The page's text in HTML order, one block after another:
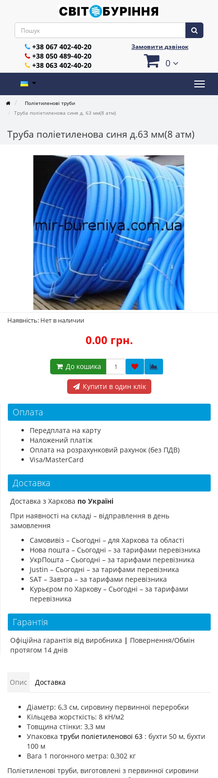
+38 067 402-40-20
+38 050 489-40-20
+38 063 402-40-20
Замовити дзвінок
0
Поліетиленові труби
Труба поліетиленова синя д. 63 мм(8 атм)
Труба поліетиленова синя д.63 мм(8 атм)
Наявність: Нет в наличии
0.00 грн.
До кошика
Купити в один клік
Оплата
Передплата на карту
Наложений платіж
Оплата на розрахунковий рахунок (без ПДВ)
Visa/MasterCard
Доставка
Доставка з Харкова по Україні
При наявності на складі – відправлення в день
замовлення
Самовивіз – Сьогодні – для Харкова та області
Нова пошта – Сьогодні – за тарифами перевізника
УкрПошта – Сьогодні – за тарифами перевізника
Justin – Сьогодні – за тарифами перевізника
SAT – Завтра – за тарифами перевізника
Курьєром по Харкову – Сьогодні – за тарифами
перевізника
Гарантія
Офіційна гарантія від виробника | Повернення/Обмін
протягом 14 днів
Опис Доставка
Діаметр: 6,3 см, сировину первинної переробки
Кільцева жорсткість: 8 кН/м2
Товщина стінки: 3,3 мм
Упаковка труби поліетиленової 63 : бухти 50 м, бухти
100 м
Вага 1 погонного метра: 0,302 кг
Поліетиленові труби, виготовлені з первинної сировини